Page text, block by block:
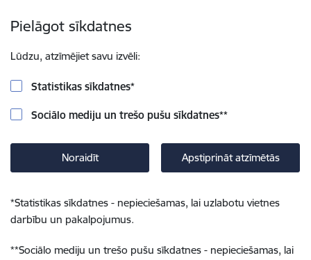
Pielāgot sīkdatnes
Lūdzu, atzīmējiet savu izvēli:
Statistikas sīkdatnes*
Sociālo mediju un trešo pušu sīkdatnes**
Noraidīt Apstiprināt atzīmētās
*Statistikas sīkdatnes - nepieciešamas, lai uzlabotu vietnes
darbību un pakalpojumus.
**Sociālo mediju un trešo pušu sīkdatnes - nepieciešamas, lai